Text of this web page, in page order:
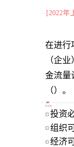
[2022年
在进行
（企
金流量
（）。
选项
单选题
A 投资
B 组织
C 经济